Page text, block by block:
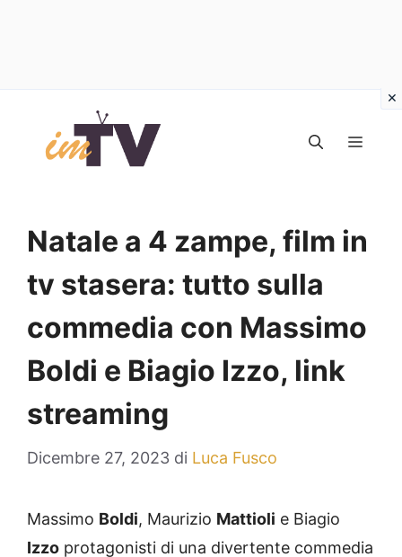
contenuto
Natale a 4 zampe, film in
tv stasera: tutto sulla
commedia con Massimo
Boldi e Biagio Izzo, link
streaming
Dicembre 27, 2023 di Luca Fusco
Massimo Boldi, Maurizio Mattioli e Biagio
Izzo protagonisti di una divertente commedia